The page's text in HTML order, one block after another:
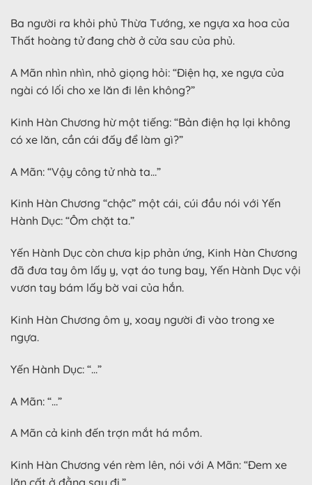
Ba người ra khỏi phủ Thừa Tướng, xe ngựa xa hoa của
Thất hoàng tử đang chờ ở cửa sau của phủ.
A Mãn nhìn nhìn, nhỏ giọng hỏi: “Điện hạ, xe ngựa của
ngài có lối cho xe lăn đi lên không?”
Kinh Hàn Chương hừ một tiếng: “Bản điện hạ lại không
có xe lăn, cần cái đấy để làm gì?”
A Mãn: “Vậy công tử nhà ta…”
Kinh Hàn Chương “chậc” một cái, cúi đầu nói với Yến
Hành Dục: “Ôm chặt ta.”
Yến Hành Dục còn chưa kịp phản ứng, Kinh Hàn Chương
đã đưa tay ôm lấy y, vạt áo tung bay, Yến Hành Dục vội
vươn tay bám lấy bờ vai của hắn.
Kinh Hàn Chương ôm y, xoay người đi vào trong xe
ngựa.
Yến Hành Dục: “…”
A Mãn: “…”
A Mãn cả kinh đến trợn mắt há mồm.
Kinh Hàn Chương vén rèm lên, nói với A Mãn: “Đem xe